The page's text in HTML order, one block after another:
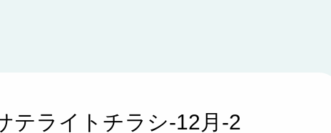
テライトチラシ-12月-2